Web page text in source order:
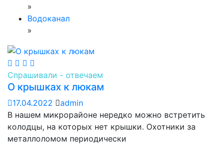
»
Водоканал
»
Спрашивали - отвечаем
О крышках к люкам
17.04.2022
admin
В нашем микрорайоне нередко можно встретить
колодцы, на которых нет крышки. Охотники за
металлоломом периодически